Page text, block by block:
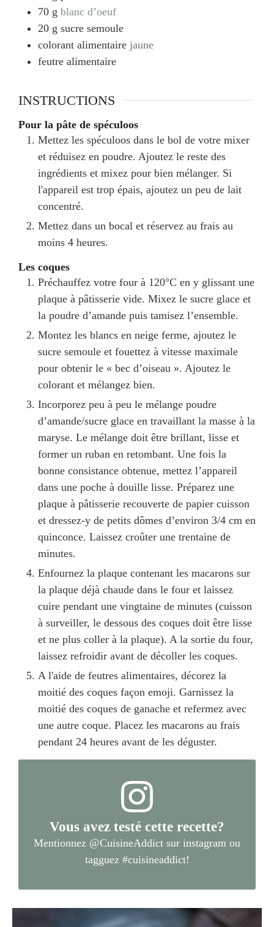
70 g blanc d’oeuf
20 g sucre semoule
colorant alimentaire jaune
feutre alimentaire
INSTRUCTIONS
Pour la pâte de spéculoos
Mettez les spéculoos dans le bol de votre mixer
et réduisez en poudre. Ajoutez le reste des
ingrédients et mixez pour bien mélanger. Si
l'appareil est trop épais, ajoutez un peu de lait
concentré.
Mettez dans un bocal et réservez au frais au
moins 4 heures.
Les coques
Préchauffez votre four à 120°C en y glissant une
plaque à pâtisserie vide. Mixez le sucre glace et
la poudre d’amande puis tamisez l’ensemble.
Montez les blancs en neige ferme, ajoutez le
sucre semoule et fouettez à vitesse maximale
pour obtenir le « bec d’oiseau ». Ajoutez le
colorant et mélangez bien.
Incorporez peu à peu le mélange poudre
d’amande/sucre glace en travaillant la masse à la
maryse. Le mélange doit être brillant, lisse et
former un ruban en retombant. Une fois la
bonne consistance obtenue, mettez l’appareil
dans une poche à douille lisse. Préparez une
plaque à pâtisserie recouverte de papier cuisson
et dressez-y de petits dômes d’environ 3/4 cm en
quinconce. Laissez croûter une trentaine de
minutes.
Enfournez la plaque contenant les macarons sur
la plaque déjà chaude dans le four et laissez
cuire pendant une vingtaine de minutes (cuisson
à surveiller, le dessous des coques doit être lisse
et ne plus coller à la plaque). A la sortie du four,
laissez refroidir avant de décoller les coques.
A l'aide de feutres alimentaires, décorez la
moitié des coques façon emoji. Garnissez la
moitié des coques de ganache et refermez avec
une autre coque. Placez les macarons au frais
pendant 24 heures avant de les déguster.
Vous avez testé cette recette?
Mentionnez @CuisineAddict sur instagram ou
tagguez #cuisineaddict!